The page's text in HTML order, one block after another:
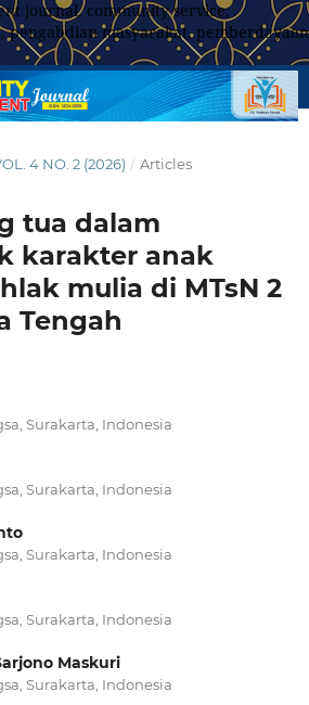
journal, community service,
pengabdian masyarakat, pemberdayaan
4 NO. 2 (2026) / Articles
tua dalam
karakter anak
mulia di MTsN 2
Tengah
Surakarta, Indonesia
Surakarta, Indonesia
Surakarta, Indonesia
Surakarta, Indonesia
Maskuri
Surakarta, Indonesia